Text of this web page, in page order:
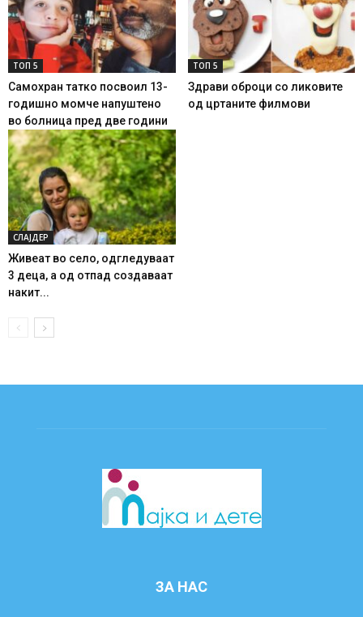
ТОП 5
Самохран татко посвоил 13-
годишно момче напуштено
во болница пред две години
ТОП 5
Здрави оброци со ликовите
од цртаните филмови
СЛАЈДЕР
Живеат во село, одгледуваат
3 деца, а од отпад создаваат
накит...
ЗА НАС